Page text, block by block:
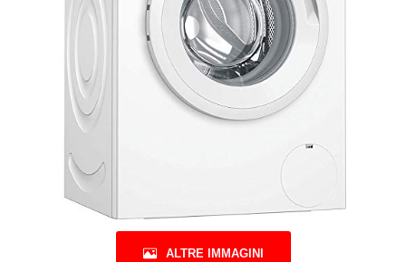
ALTRE IMMAGINI